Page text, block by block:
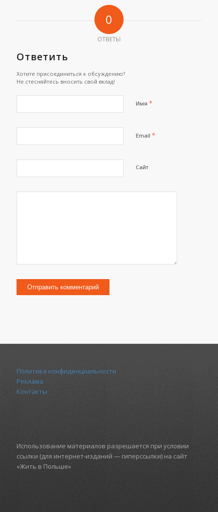
0
ОТВЕТЫ
Ответить
Хотите присоединиться к обсуждению?
Не стесняйтесь вносить свой вклад!
Имя *
Email *
Сайт
Политика конфиденциальности
Реклама
Контакты
Использование материалов разрешается при условии
ссылки (для интернет-изданий — гиперссылки) на сайт
«Жить в Польше»